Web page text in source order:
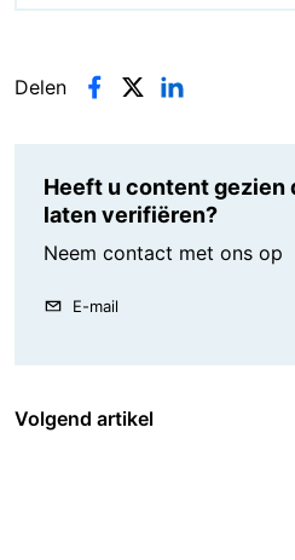
Delen
Heeft u content gezien
laten verifiëren?
Neem contact met ons op
E-mail
Volgend artikel